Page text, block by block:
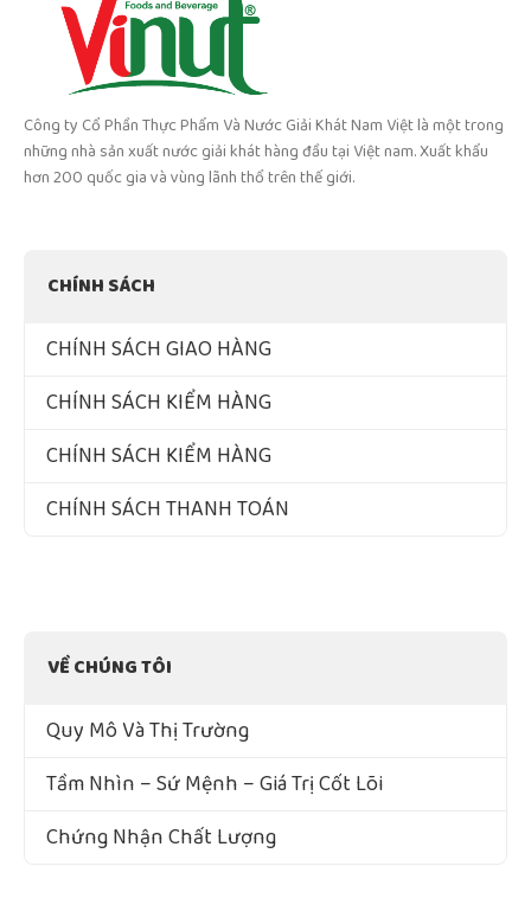
Công ty Cổ Phần Thực Phẩm Và Nước Giải Khát Nam Việt là một trong
những nhà sản xuất nước giải khát hàng đầu tại Việt nam. Xuất khẩu
hơn 200 quốc gia và vùng lãnh thổ trên thế giới.
CHÍNH SÁCH
CHÍNH SÁCH GIAO HÀNG
CHÍNH SÁCH KIỂM HÀNG
CHÍNH SÁCH KIỂM HÀNG
CHÍNH SÁCH THANH TOÁN
VỀ CHÚNG TÔI
Quy Mô Và Thị Trường
Tầm Nhìn – Sứ Mệnh – Giá Trị Cốt Lõi
Chứng Nhận Chất Lượng